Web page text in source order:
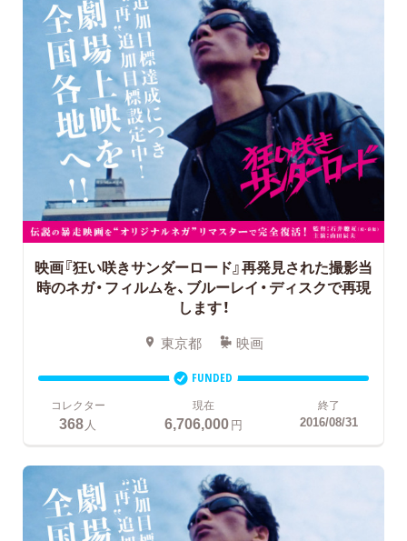
映画『狂い咲きサンダーロード』再発見された撮影当
時のネガ・フィルムを、ブルーレイ・ディスクで再現
します！
東京都 映画
FUNDED
コレクター
368 人
現在
6,706,000円
終了
2016/08/31